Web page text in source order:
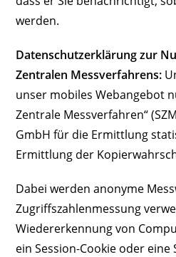
werden.
Datenschutzerklärung zur
Zentralen Messverfahrens:
unser mobiles Webangebot
Zentrale Messverfahren“
GmbH für die Ermittlung
Ermittlung der
Dabei werden anonyme
Zugriffszahlenmessung
Wiedererkennung von
ein Session-Cookie oder eine